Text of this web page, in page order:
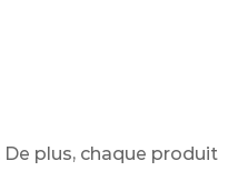
plus, chaque produit